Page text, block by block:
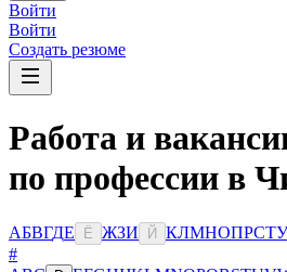
Войти
Войти
Создать резюме
Работа и
по профессии в
АБВГДЕ Ё ЖЗИ Й КЛМНОПРСТУ
#